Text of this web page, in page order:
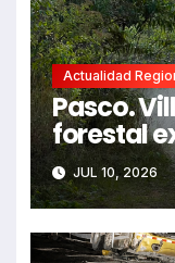
Actualidad
Pasco.
forestal
JUL 10, 2026